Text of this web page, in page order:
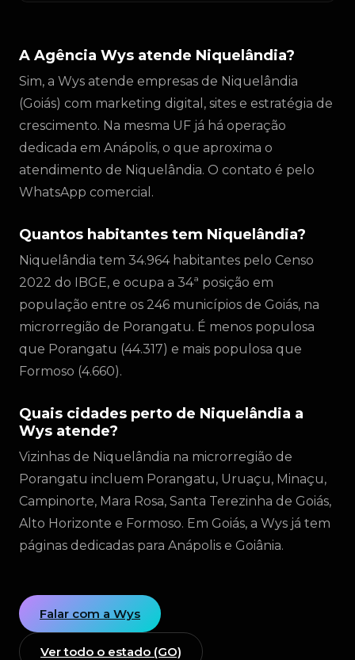
A Agência Wys atende Niquelândia?
Sim, a Wys atende empresas de Niquelândia
(Goiás) com marketing digital, sites e estratégia de
crescimento. Na mesma UF já há operação
dedicada em Anápolis, o que aproxima o
atendimento de Niquelândia. O contato é pelo
WhatsApp comercial.
Quantos habitantes tem Niquelândia?
Niquelândia tem 34.964 habitantes pelo Censo
2022 do IBGE, e ocupa a 34ª posição em
população entre os 246 municípios de Goiás, na
microrregião de Porangatu. É menos populosa
que Porangatu (44.317) e mais populosa que
Formoso (4.660).
Quais cidades perto de Niquelândia a
Wys atende?
Vizinhas de Niquelândia na microrregião de
Porangatu incluem Porangatu, Uruaçu, Minaçu,
Campinorte, Mara Rosa, Santa Terezinha de Goiás,
Alto Horizonte e Formoso. Em Goiás, a Wys já tem
páginas dedicadas para Anápolis e Goiânia.
Falar com a Wys
Ver todo o estado (GO)